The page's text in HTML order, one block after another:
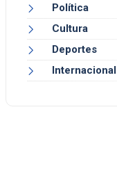
Política
Cultura
Deportes
Internacional